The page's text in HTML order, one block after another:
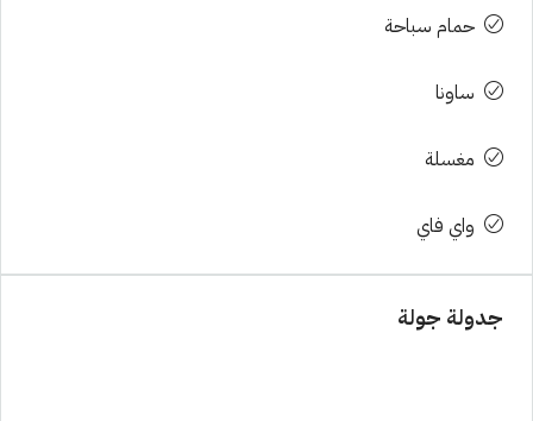
حمام سباحة
ساونا
مغسلة
واي فاي
جدولة جولة